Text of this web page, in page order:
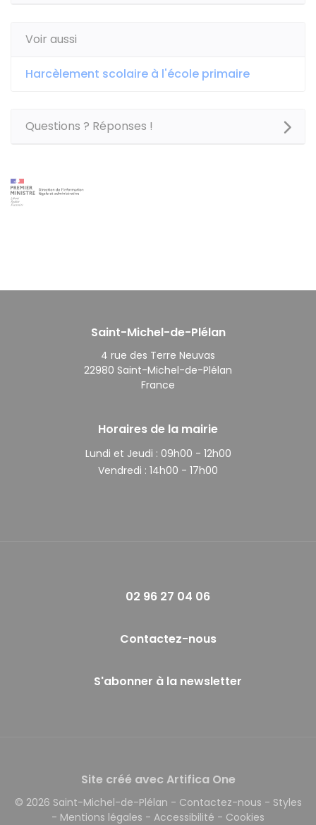
Voir aussi
Harcèlement scolaire à l'école primaire
Questions ? Réponses !
Saint-Michel-de-Plélan
4 rue des Terre Neuvas
22980 Saint-Michel-de-Plélan
France
Horaires de la mairie
Lundi et Jeudi : 09h00 - 12h00
Vendredi : 14h00 - 17h00
02 96 27 04 06
Contactez-nous
S'abonner à la newsletter
Site créé avec Artifica One
© 2026 Saint-Michel-de-Plélan - Contactez-nous - Styles
- Mentions légales - Accessibilité - Cookies